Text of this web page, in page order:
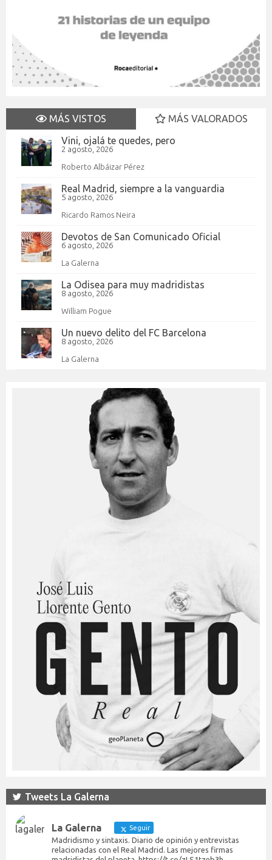
MÁS VISTOS
MÁS VALORADOS
Vini, ojalá te quedes, pero
2 agosto, 2026
Roberto Albáizar Pérez
Real Madrid, siempre a la vanguardia
5 agosto, 2026
Ricardo Ramos Neira
Devotos de San Comunicado Oficial
6 agosto, 2026
La Galerna
La Odisea para muy madridistas
8 agosto, 2026
William Pogue
Un nuevo delito del FC Barcelona
8 agosto, 2026
La Galerna
Tweets La Galerna
La Galerna Seguir
Madridismo y sintaxis. Diario de opinión y entrevistas
relacionadas con el Real Madrid. Las mejores firmas